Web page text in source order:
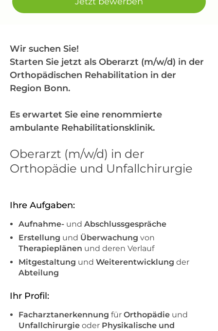
Wir suchen Sie!
Starten Sie jetzt als Oberarzt (m/w/d) in der
Orthopädischen Rehabilitation in der
Region Bonn.
Es erwartet Sie eine renommierte
ambulante Rehabilitationsklinik.
Oberarzt (m/w/d) in der
Orthopädie und Unfallchirurgie
Ihre Aufgaben:
Aufnahme- und Abschlussgespräche
Erstellung und Überwachung von
Therapieplänen und deren Verlauf
Mitgestaltung und Weiterentwicklung der
Abteilung
Ihr Profil:
Facharztanerkennung für Orthopädie und
Unfallchirurgie oder Physikalische und